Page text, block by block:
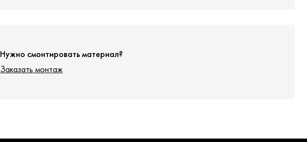
Нужно смонтировать материал?
Заказать монтаж